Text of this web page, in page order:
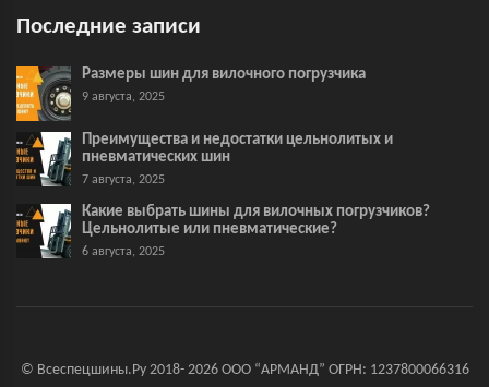
Последние записи
Размеры шин для вилочного погрузчика
9 августа, 2025
Преимущества и недостатки цельнолитых и
пневматических шин
7 августа, 2025
Какие выбрать шины для вилочных погрузчиков?
Цельнолитые или пневматические?
6 августа, 2025
© Всеспецшины.Ру 2018- 2026 ООО “АРМАНД” ОГРН: 1237800066316